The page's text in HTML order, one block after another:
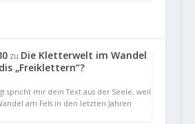
zu Die Kletterwelt im Wandel
„Freiklettern“?
spricht mir dein Text aus der Seele, weil
am Fels in den letzten Jahren